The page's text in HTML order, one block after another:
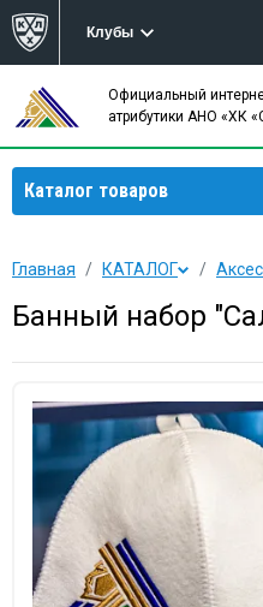
Клубы
Официальный
атрибутики АНО «ХК
Каталог товаров
Главная КАТАЛОГ
Банный набор